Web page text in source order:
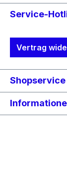
Service-
Vertrag
Shopservice